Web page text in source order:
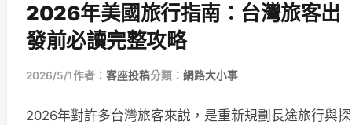
2026年美國旅行指南：台灣旅客出
發前必讀完整攻略
2026/5/1作者： 客座投稿分類： 網路大小事
2026年對許多台灣旅客來說，是重新規劃長途旅行與探